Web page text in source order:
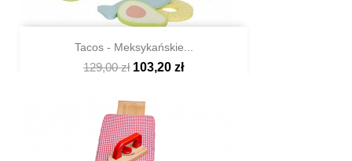
Szybki podgląd
Tacos - Meksykańskie...
129,00 zł 103,20 zł